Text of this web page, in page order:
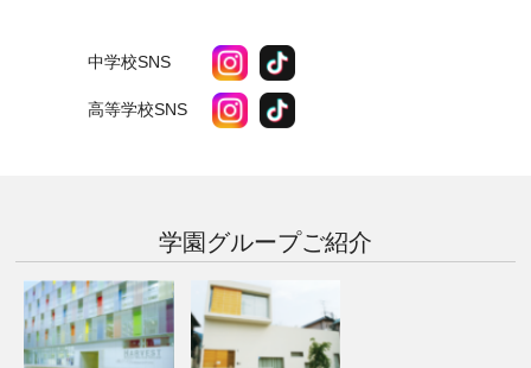
中学校SNS
高等学校SNS
学園グループご紹介